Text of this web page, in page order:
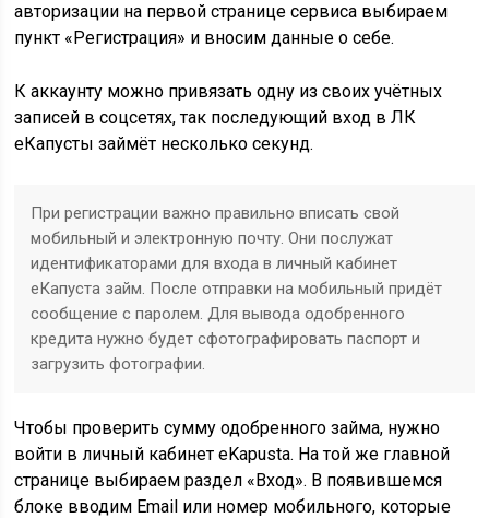
авторизации на первой странице сервиса выбираем
пункт «Регистрация» и вносим данные о себе.
К аккаунту можно привязать одну из своих учётных
записей в соцсетях, так последующий вход в ЛК
еКапусты займёт несколько секунд.
При регистрации важно правильно вписать свой
мобильный и электронную почту. Они послужат
идентификаторами для входа в личный кабинет
еКапуста займ. После отправки на мобильный придёт
сообщение с паролем. Для вывода одобренного
кредита нужно будет сфотографировать паспорт и
загрузить фотографии.
Чтобы проверить сумму одобренного займа, нужно
войти в личный кабинет eKapusta. На той же главной
странице выбираем раздел «Вход». В появившемся
блоке вводим Email или номер мобильного, которые